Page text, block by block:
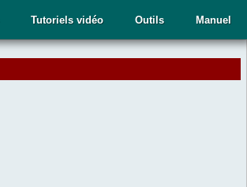
Manuel
Outils
Tutoriels vidéo